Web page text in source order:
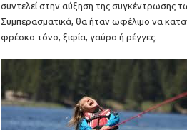
συντελεί στην αύξηση της συγκέντρωσης
Συμπερασματικά, θα ήταν ωφέλιμο να
φρέσκο τόνο, ξιφία, γαύρο ή ρέγγες.